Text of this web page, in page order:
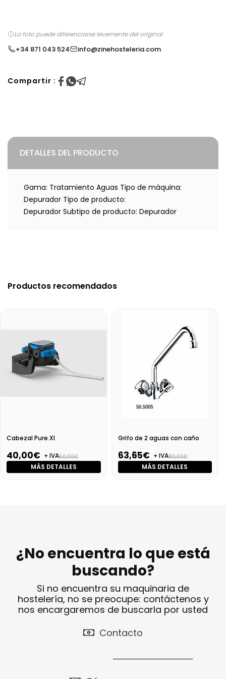
La foto puede diferenciarse levemente del original
+34 871 043 524 info@zinehosteleria.com
Compartir :
DETALLES DEL PRODUCTO
Gama: Tratamiento Aguas Tipo de máquina:
Depurador Tipo de producto:
Depurador Subtipo de producto: Depurador
Productos recomendados
Cabezal Pure.Xl
40,00€ + IVA50,00€
MÁS DETALLES
Grifo de 2 aguas con caño
63,65€ + IVA80,00€
MÁS DETALLES
¿No encuentra lo que está
buscando?
Si no encuentra su maquinaria de
hostelería, no se preocupe: contáctenos y
nos encargaremos de buscarla por usted
Contacto